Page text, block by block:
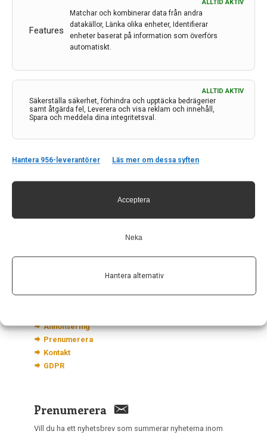
Features
ALLTID AKTIV
Matchar och kombinerar data från andra
datakällor, Länka olika enheter, Identifierar
enheter baserat på information som överförs
automatiskt.
Säkerställa säkerhet, förhindra och upptäcka bedrägerier
samt åtgärda fel, Leverera och visa reklam och innehåll,
Spara och meddela dina integritetsval.
ALLTID AKTIV
Hantera 956-leverantörer Läs mer om dessa syften
Acceptera
Neka
Hantera alternativ
Kontakt
Neurologi i Sverige
c/o Forskaren Office Hub
113 68 Stockholm
nis@pharma-industry.se
Annonsering
Prenumerera
Kontakt
GDPR
Prenumerera
Vill du ha ett nyhetsbrev som summerar nyheterna inom